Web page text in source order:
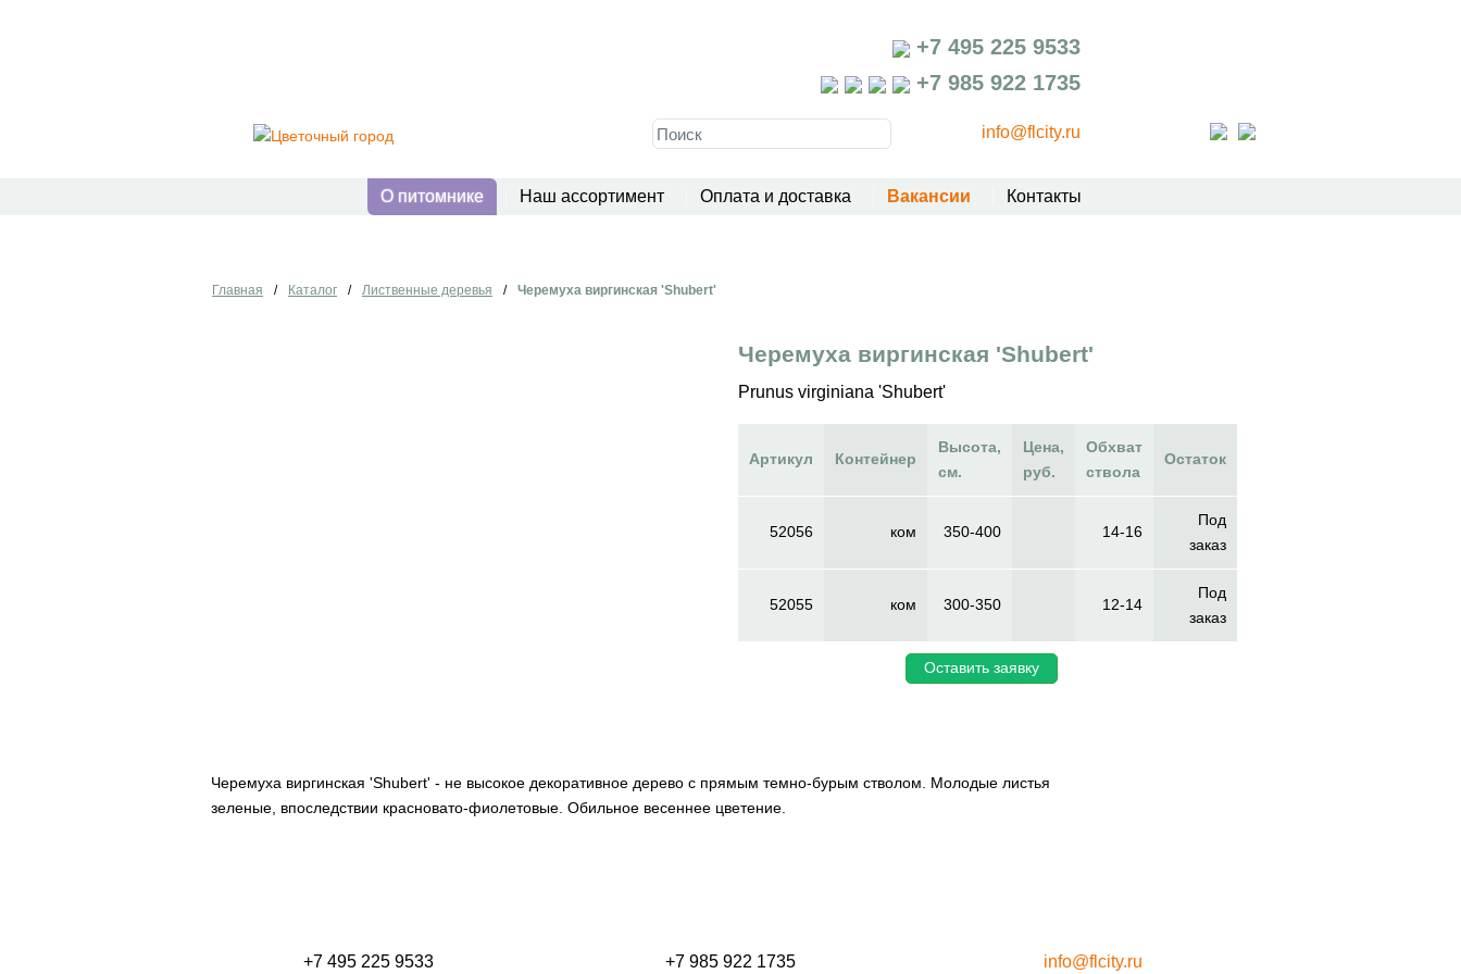
+7 495 225 9533
+7 985 922 1735
info@flcity.ru
О питомнике Наш ассортимент Оплата и доставка Вакансии Контакты
Главная / Каталог / Лиственные деревья / Черемуха виргинская 'Shubert'
Черемуха виргинская 'Shubert'
Prunus virginiana 'Shubert'
Артикул Контейнер
Высота,
см.
Цена,
руб.
Обхват
ствола
Остаток
52056 ком 350-400 14-16
Под
заказ
52055 ком 300-350 12-14
Под
заказ
Оставить заявку
Черемуха виргинская 'Shubert' - не высокое декоративное дерево с прямым темно-бурым стволом. Молодые листья
зеленые, впоследствии красновато-фиолетовые. Обильное весеннее цветение.
+7 495 225 9533 +7 985 922 1735 info@flcity.ru